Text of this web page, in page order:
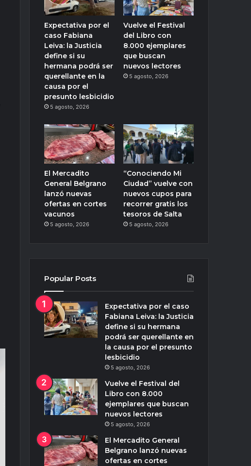
Expectativa por el
caso Fabiana
Leiva: la Justicia
define si su
hermana podrá ser
querellante en la
causa por el
presunto lesbicidio
5 agosto, 2026
Vuelve el Festival
del Libro con
8.000 ejemplares
que buscan
nuevos lectores
5 agosto, 2026
El Mercadito
General Belgrano
lanzó nuevas
ofertas en cortes
vacunos
5 agosto, 2026
“Conociendo Mi
Ciudad” vuelve con
nuevos cupos para
recorrer gratis los
tesoros de Salta
5 agosto, 2026
Popular Posts
Expectativa por el caso
Fabiana Leiva: la Justicia
define si su hermana
podrá ser querellante en
la causa por el presunto
lesbicidio
5 agosto, 2026
Vuelve el Festival del
Libro con 8.000
ejemplares que buscan
nuevos lectores
5 agosto, 2026
El Mercadito General
Belgrano lanzó nuevas
ofertas en cortes